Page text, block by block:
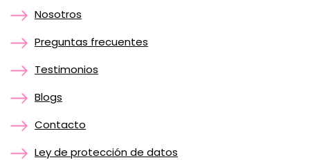
Nosotros
Preguntas frecuentes
Testimonios
Blogs
Contacto
Ley de protección de datos